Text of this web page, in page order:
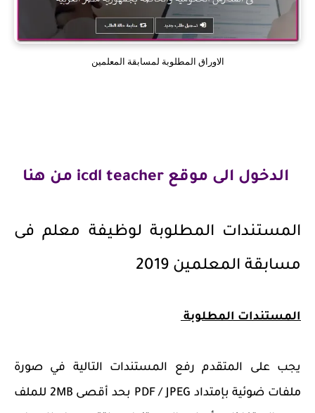
الاوراق المطلوبة لمسابقة المعلمين
الدخول الى موقع icdl teacher من هنا
المستندات المطلوبة لوظيفة معلم فى
مسابقة المعلمين 2019
المستندات المطلوبة
يجب على المتقدم رفع المستندات التالية في صورة
ملفات ضوئية بإمتداد PDF / JPEG بحد أقصى 2MB للملف